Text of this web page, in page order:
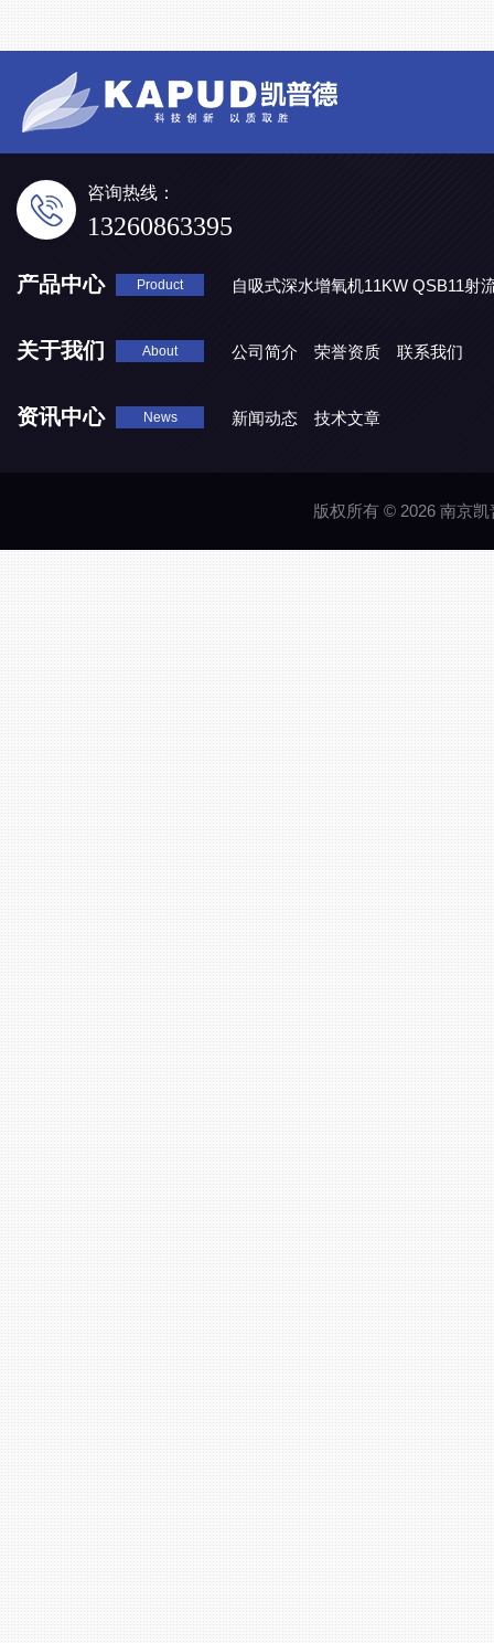
咨询热线：
13260863395
产品中心 Product
自吸式深水增氧机11KW QSB11射
关于我们 About 公司简介 荣誉资质 联系我们
资讯中心 News 新闻动态 技术文章
版权所有 © 2026 南京